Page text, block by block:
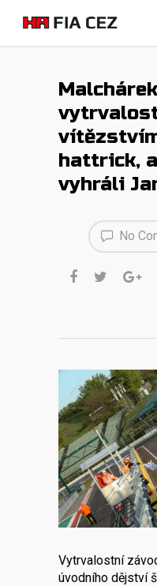
hattrick,
vyhráli
No
Vytrvalostní
úvodního dějství